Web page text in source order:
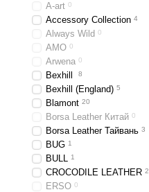
A-art 0
Accessory Collection 4
Always Wild 0
AMO 0
Arwena 0
Bexhill 8
Bexhill (England) 5
Blamont 20
Borsa Leather Китай 0
Borsa Leather Тайвань 3
BUG 1
BULL 1
CROCODILE LEATHER 2
ERSO 0